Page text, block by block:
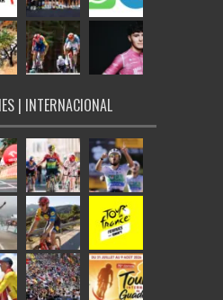
| INTERNACIONAL